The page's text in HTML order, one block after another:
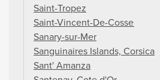
Saint-Tropez
Saint-Vincent-De-Cosse
Sanary-sur-Mer
Sanguinaires Islands, Corsica
Sant' Amanza